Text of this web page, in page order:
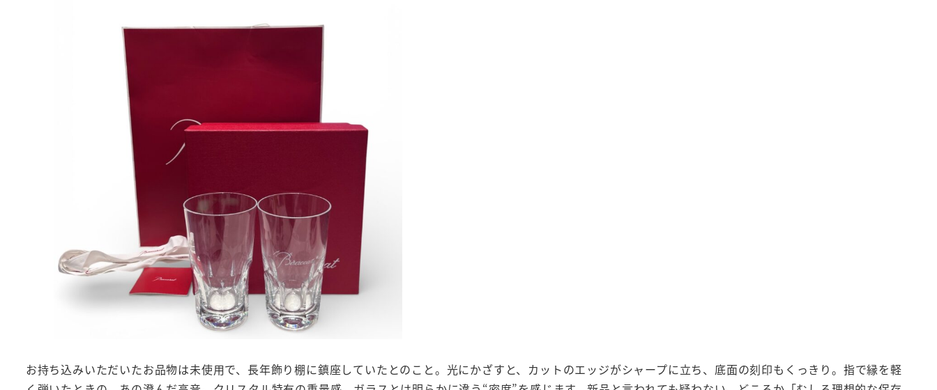
お持ち込みいただいたお品物は未使用で、長年飾り棚に鎮座していたとのこと。光にかざすと、カットのエッジがシャープに立ち、底面の刻印もくっきり。指で縁を軽